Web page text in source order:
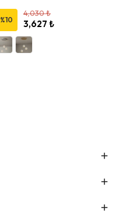
%10
4,030 ₺
3,627 ₺